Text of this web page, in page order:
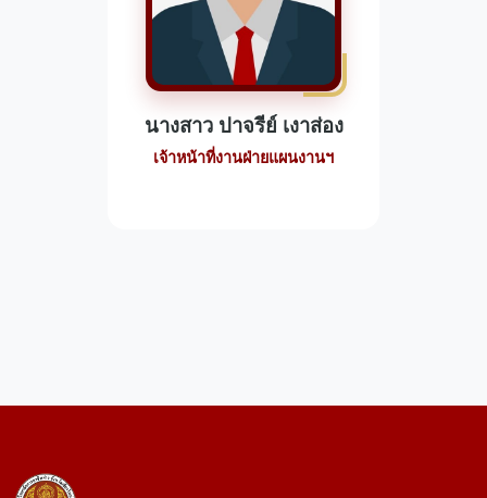
นางสาว ปาจรีย์ เงาส่อง
เจ้าหน้าที่งานฝ่ายแผนงานฯ